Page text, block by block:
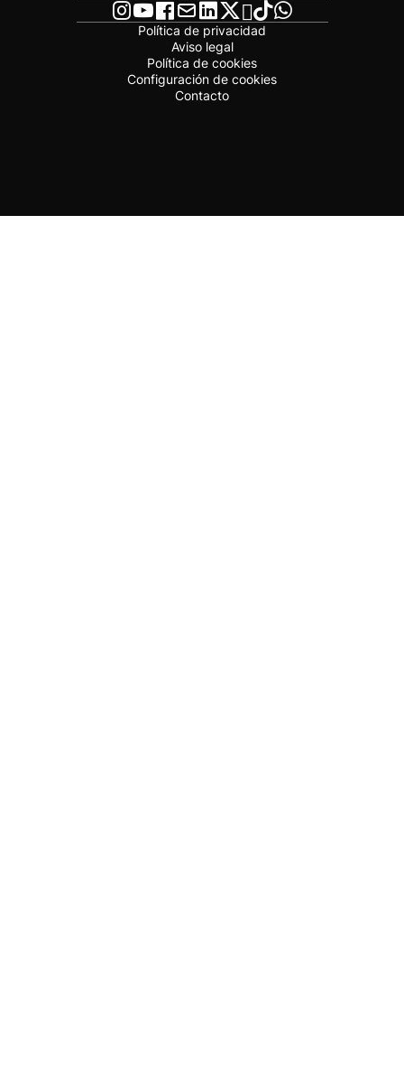
Política de privacidad
Aviso legal
Política de cookies
Configuración de cookies
Contacto